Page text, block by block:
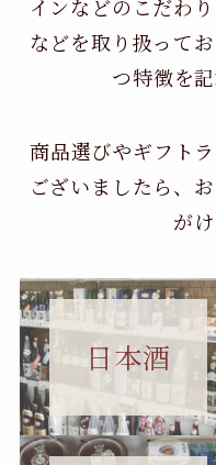
インなどのこだわり
などを取り扱って
つ特徴を
商品選びやギフト
ございましたら、
が
日本酒